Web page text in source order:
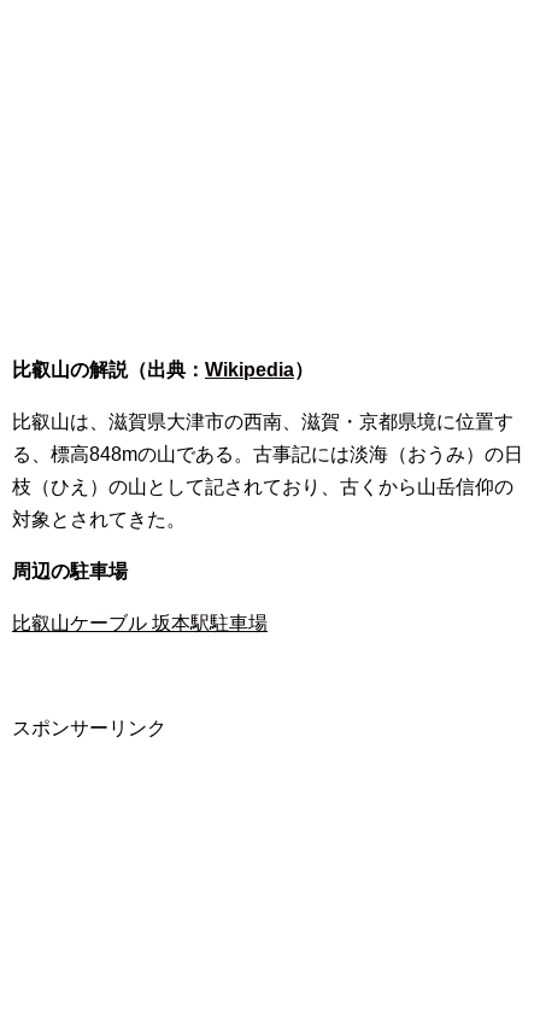
比叡山の解説（出典： Wikipedia）
比叡山は、滋賀県大津市の西南、滋賀・京都県境に位置す
る、標高848mの山である。古事記には淡海（おうみ）の日
枝（ひえ）の山として記されており、古くから山岳信仰の
対象とされてきた。
周辺の駐車場
比叡山ケーブル 坂本駅駐車場
スポンサーリンク